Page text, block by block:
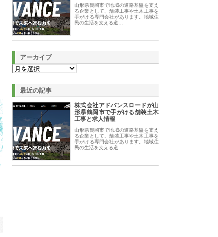
山形県鶴岡市で地域の道路基盤を支え
る企業として、舗装工事や土木工事を
手がける専門会社があります。地域住
民の生活を支える道…
アーカイブ
最近の記事
株式会社アドバンスロードが山
形県鶴岡市で手がける舗装土木
工事と求人情報
山形県鶴岡市で地域の道路基盤を支え
る企業として、舗装工事や土木工事を
手がける専門会社があります。地域住
民の生活を支える道…